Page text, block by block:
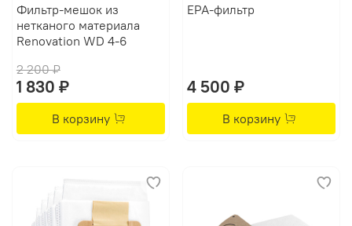
Фильтр-мешок из
нетканого материала
Renovation WD 4-6
2 200 ₽
1 830 ₽
В корзину
EPA-фильтр
4 500 ₽
В корзину